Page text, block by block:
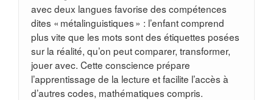
avec deux langues favorise des compétences
dites « métalinguistiques » : l’enfant comprend
plus vite que les mots sont des étiquettes posées
sur la réalité, qu’on peut comparer, transformer,
jouer avec. Cette conscience prépare
l’apprentissage de la lecture et facilite l’accès à
d’autres codes, mathématiques compris.